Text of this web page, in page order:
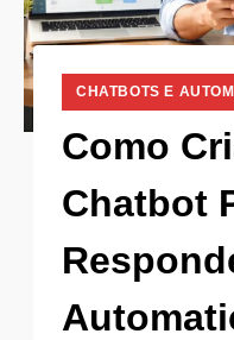
CHATBOTS E
Como
Chatbot